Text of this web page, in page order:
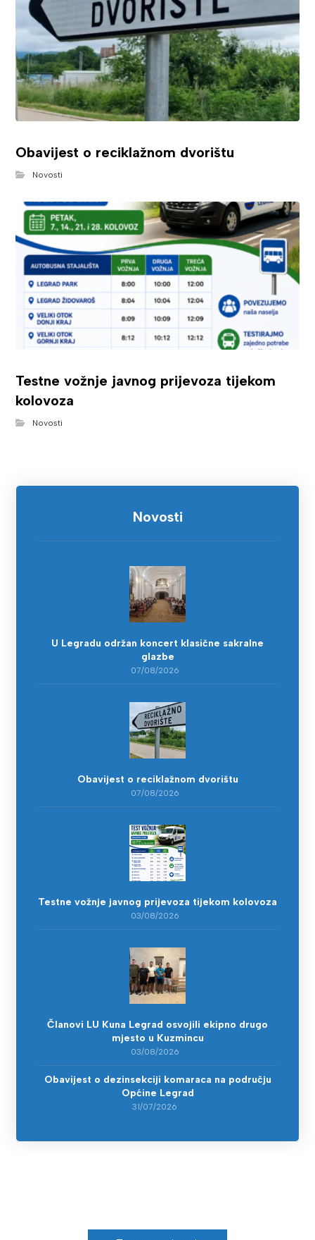
Obavijest o reciklažnom dvorištu
Novosti
Testne vožnje javnog prijevoza tijekom
kolovoza
Novosti
Novosti
U Legradu održan koncert klasične sakralne
glazbe
07/08/2026
Obavijest o reciklažnom dvorištu
07/08/2026
Testne vožnje javnog prijevoza tijekom kolovoza
03/08/2026
Članovi LU Kuna Legrad osvojili ekipno drugo
mjesto u Kuzmincu
03/08/2026
Obavijest o dezinsekciji komaraca na području
Općine Legrad
31/07/2026